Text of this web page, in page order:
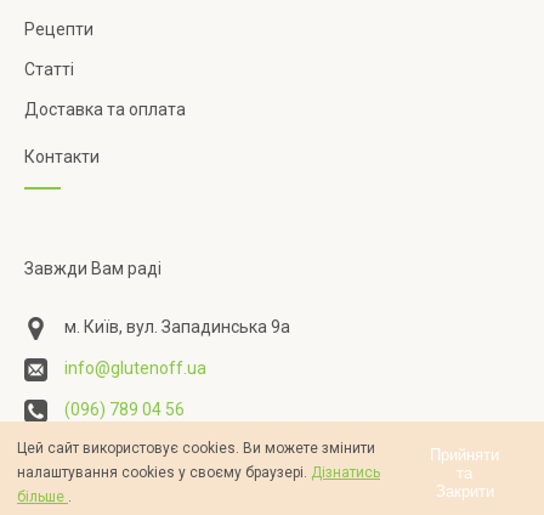
Рецепти
Статті
Доставка та оплата
Контакти
Завжди Вам раді
м. Київ, вул. Западинська 9а
info@glutenoff.ua
(096) 789 04 56
Цей сайт використовує cookies. Ви можете змінити
налаштування cookies у своєму браузері. Дізнатись
більше .
Прийняти
та
Закрити